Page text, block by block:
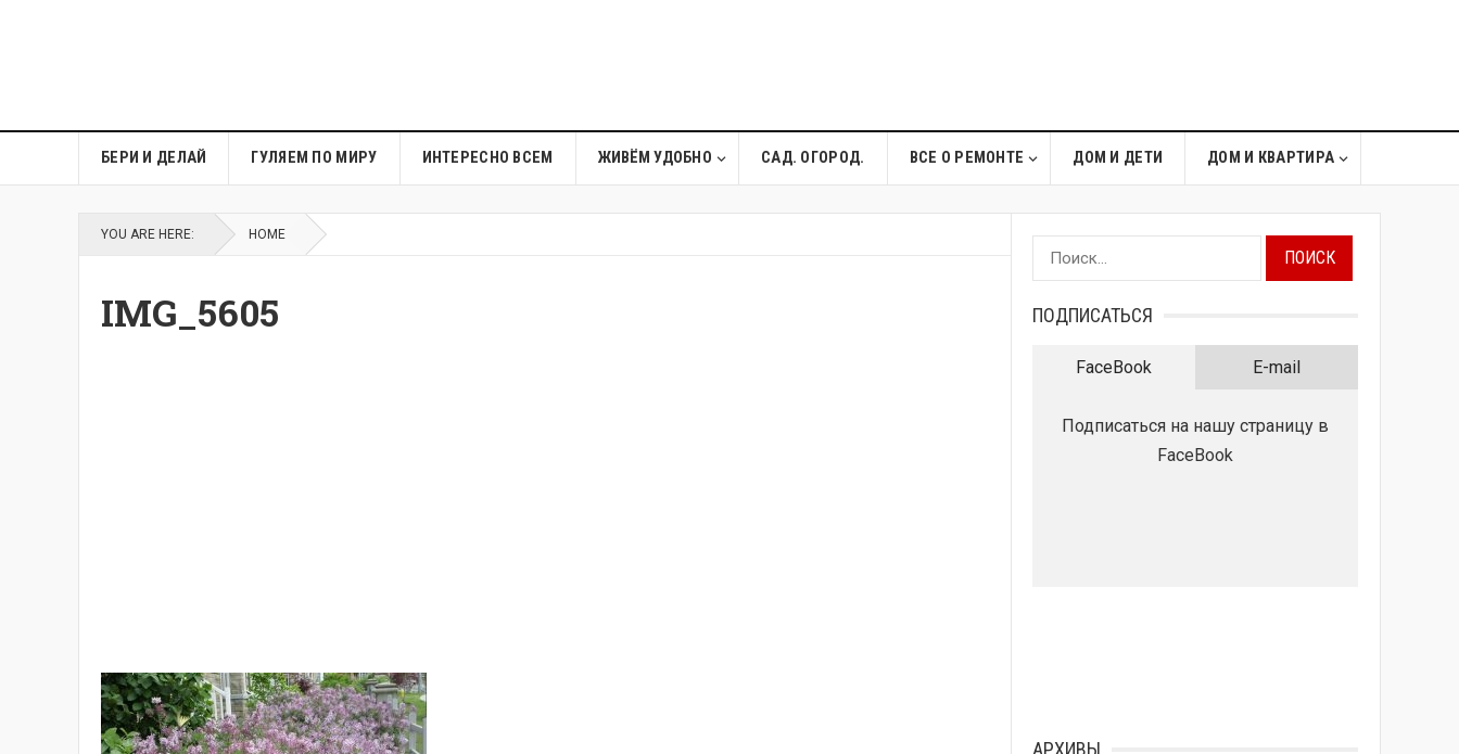
БЕРИ И ДЕЛАЙ ГУЛЯЕМ ПО МИРУ ИНТЕРЕСНО ВСЕМ ЖИВЁМ УДОБНО САД. ОГОРОД. ВСЕ О РЕМОНТЕ ДОМ И ДЕТИ ДОМ И КВАРТИРА
YOU ARE HERE: HOME
IMG_5605
Найти:
ПОДПИСАТЬСЯ
FaceBook E-mail
Подписаться на нашу страницу в
FaceBook
АРХИВЫ